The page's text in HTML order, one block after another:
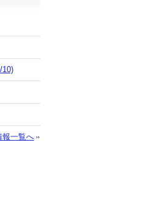
10)
報一覧へ